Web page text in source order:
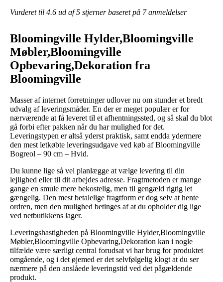
Vurderet til 4.6 ud af 5 stjerner baseret på 7anmeldelser
Bloomingville Hylder,Bloomingville
Møbler,Bloomingville
Opbevaring,Dekoration fra
Bloomingville
Masser af internet forretninger udlover nu om stunder et bredt
udvalg af leveringsmåder. En der er meget populær er for
nærværende at få leveret til et afhentningssted, og så skal du blot
gå forbi efter pakken når du har mulighed for det.
Leveringstypen er altså yderst praktisk, samt endda ydermere
den mest letkøbte leveringsudgave ved køb af Bloomingville
Bogreol – 90 cm – Hvid.
Du kunne lige så vel planlægge at vælge levering til din
lejlighed eller til dit arbejdes adresse. Fragtmetoden er mange
gange en smule mere bekostelig, men til gengæld rigtig let
gængelig. Den mest betalelige fragtform er dog selv at hente
ordren, men den mulighed betinges af at du opholder dig lige
ved netbutikkens lager.
Leveringshastigheden på Bloomingville Hylder,Bloomingville
Møbler,Bloomingville Opbevaring,Dekoration kan i nogle
tilfælde være særligt central forudsat vi har brug for produktet
omgående, og i det øjemed er det selvfølgelig klogt at du ser
nærmere på den anslåede leveringstid ved det pågældende
produkt.